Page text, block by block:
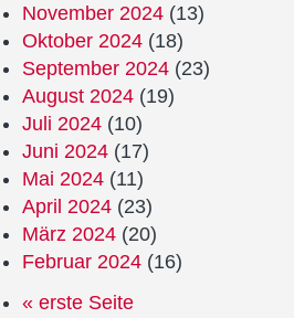
November 2024 (13)
Oktober 2024 (18)
September 2024 (23)
August 2024 (19)
Juli 2024 (10)
Juni 2024 (17)
Mai 2024 (11)
April 2024 (23)
März 2024 (20)
Februar 2024 (16)
« erste Seite